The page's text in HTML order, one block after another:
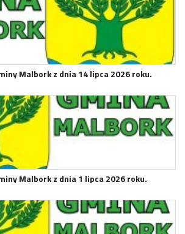
Malbork z dnia 14 lipca 2026 roku.
Malbork z dnia 1 lipca 2026 roku.